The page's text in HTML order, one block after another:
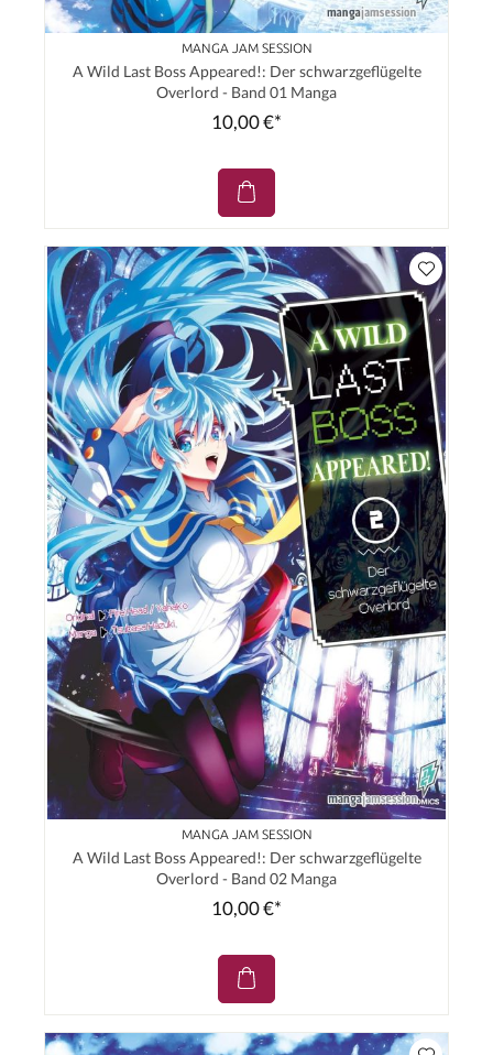
MANGA JAM SESSION
A Wild Last Boss Appeared!: Der schwarzgeflügelte
Overlord - Band 01 Manga
10,00 €*
MANGA JAM SESSION
A Wild Last Boss Appeared!: Der schwarzgeflügelte
Overlord - Band 02 Manga
10,00 €*